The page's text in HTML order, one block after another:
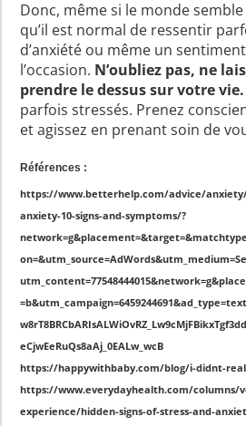
Donc, même si le monde
qu’il est normal de ressentir
d’anxiété ou même un
l’occasion. N’oubliez pas, ne
prendre le dessus sur votre vie.
parfois stressés. Prenez
et agissez en prenant soin de
Références :
https://www.betterhelp.com/advice/
anxiety-10-signs-and-symptoms/?
eCjwEeRuQs8aAj_0EALw_wcB
https://happywithbaby.com/blog/i-didnt-
https://www.everydayhealth.com/columns/
experience/hidden-signs-of-stress-and-